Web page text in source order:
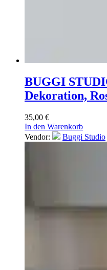
BUGGI
Dekoration,
35,00 €
In den Warenkorb
Vendor:
Buggi Studio